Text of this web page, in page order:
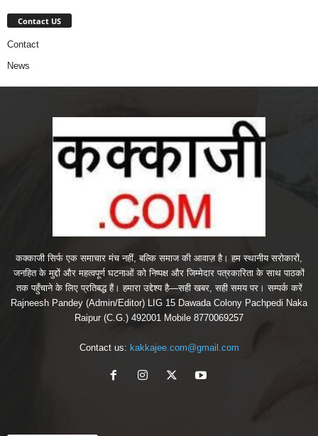
Contact US
Contact
News
कक्काजी सिर्फ एक समाचार मंच नहीं, बल्कि समाज की आवाज़ है। हम स्थानीय सरोकारों,
जनहित के मुद्दों और महत्वपूर्ण घटनाओं को निष्पक्ष और जिम्मेदार पत्रकारिता के साथ पाठकों
तक पहुँचाने के लिए प्रतिबद्ध हैं। हमारा उद्देश्य है—सही खबर, सही समय पर। सम्पर्क करें
Rajneesh Pandey (Admin/Editor) LIG 15 Dawada Colony Pachpedi Naka
Raipur (C.G.) 492001 Mobile 8770069257
Contact us: kakkajee.com@gmail.com